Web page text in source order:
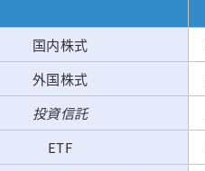
国内株式
外国株式
投資信託
ETF